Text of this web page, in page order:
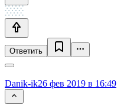
Ответить
Danik-ik26 фев 2019 в 16:49